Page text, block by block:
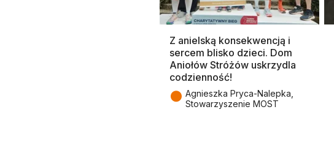
Z anielską konsekwencją i
sercem blisko dzieci. Dom
Aniołów Stróżów uskrzydla
codzienność!
● Agnieszka Pryca-Nalepka,
Stowarzyszenie MOST